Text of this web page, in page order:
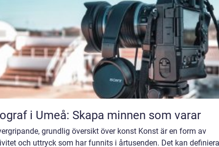
i Umeå: Skapa minnen som varar
grundlig översikt över konst Konst är en form av
och uttryck som har funnits i årtusenden. Det kan